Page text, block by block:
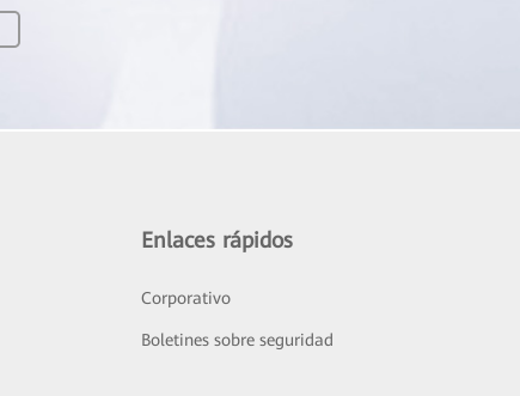
Enlaces rápidos
Corporativo
Boletines sobre seguridad